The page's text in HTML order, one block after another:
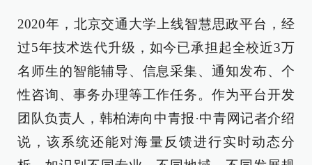
2020年，北京交通大学上线智慧思政平台，经
过5年技术迭代升级，如今已承担起全校近3万
名师生的智能辅导、信息采集、通知发布、个
性咨询、事务办理等工作任务。作为平台开发
团队负责人，韩柏涛向中青报·中青网记者介绍
说，该系统还能对海量反馈进行实时动态分